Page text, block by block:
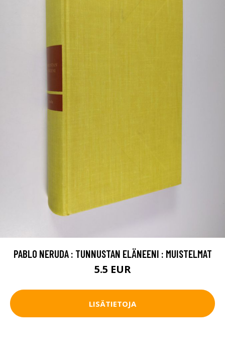
PABLO NERUDA : TUNNUSTAN ELÄNEENI : MUISTELMAT
5.5 EUR
LISÄTIETOJA